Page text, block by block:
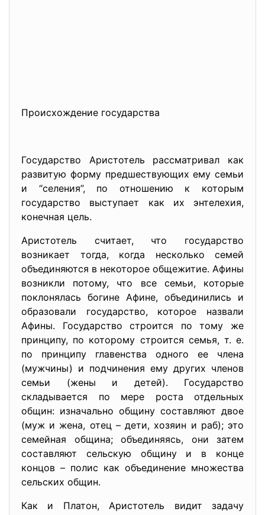
Происхождение государства
Государство Аристотель рассматривал как
развитую форму предшествующих ему семьи
и “селения”, по отношению к которым
государство выступает как их энтелехия,
конечная цель.
Аристотель считает, что государство
возникает тогда, когда несколько семей
объединяются в некоторое общежитие. Афины
возникли потому, что все семьи, которые
поклонялась богине Афине, объединились и
образовали государство, которое назвали
Афины. Государство строится по тому же
принципу, по которому строится семья, т. е.
по принципу главенства одного ее члена
(мужчины) и подчинения ему других членов
семьи (жены и детей). Государство
складывается по мере роста отдельных
общин: изначально общину составляют двое
(муж и жена, отец – дети, хозяин и раб); это
семейная община; объединяясь, они затем
составляют сельскую общину и в конце
концов – полис как объединение множества
сельских общин.
Как и Платон, Аристотель видит задачу